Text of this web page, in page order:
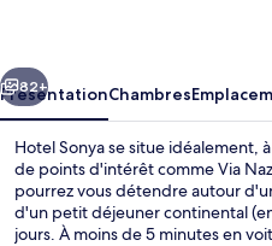
Suivant
82+
PrésentationChambres
Hotel Sonya se situe idéalement,
de points d'intérêt comme Via
pourrez vous détendre autour
d'un petit déjeuner continental
jours. À moins de 5 minutes en